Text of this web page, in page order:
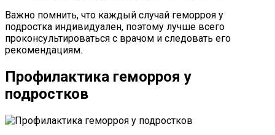
Важно помнить, что каждый случай геморроя у
подростка индивидуален, поэтому лучше всего
проконсультироваться с врачом и следовать его
рекомендациям.
Профилактика геморроя у
подростков